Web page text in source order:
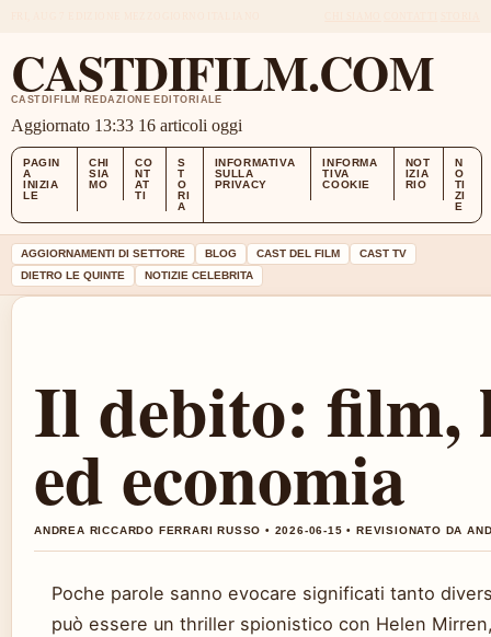
CASTDIFILM.COM
CASTDIFILM REDAZIONE EDITORIALE
Aggiornato 13:33 16 articoli oggi
PAGIN
A
INIZIA
LE
CHI
SIA
MO
CO
NT
AT
TI
S
T
O
RI
A
INFORMATIVA
SULLA
PRIVACY
INFORMA
TIVA
COOKIE
NOT
IZIA
RIO
N
O
TI
ZI
E
AGGIORNAMENTI DI SETTORE BLOG CAST DEL FILM
CAST TV
DIETRO LE QUINTE
NOTIZIE CELEBRITA
Il debito: film,
ed economia
ANDREA RICCARDO FERRARI RUSSO • 2026-06-15 • REVISIONATO DA
Poche parole sanno evocare significati tanto
può essere un thriller spionistico con Helen